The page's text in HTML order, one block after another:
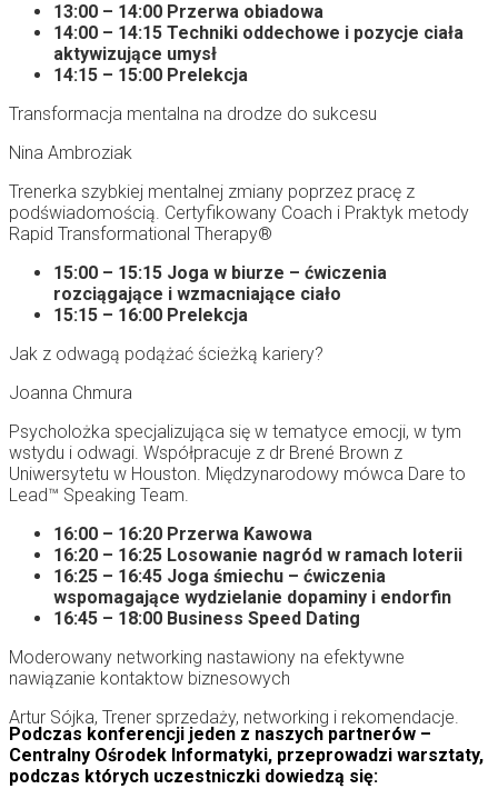
13:00 – 14:00 Przerwa obiadowa
14:00 – 14:15 Techniki oddechowe i pozycje ciała
aktywizujące umysł
14:15 – 15:00 Prelekcja
Transformacja mentalna na drodze do sukcesu
Nina Ambroziak
Trenerka szybkiej mentalnej zmiany poprzez pracę z
podświadomością. Certyfikowany Coach i Praktyk metody
Rapid Transformational Therapy®
15:00 – 15:15 Joga w biurze – ćwiczenia
rozciągające i wzmacniające ciało
15:15 – 16:00 Prelekcja
Jak z odwagą podążać ścieżką kariery?
Joanna Chmura
Psycholożka specjalizująca się w tematyce emocji, w tym
wstydu i odwagi. Współpracuje z dr Brené Brown z
Uniwersytetu w Houston. Międzynarodowy mówca Dare to
Lead™ Speaking Team.
16:00 – 16:20 Przerwa Kawowa
16:20 – 16:25 Losowanie nagród w ramach loterii
16:25 – 16:45 Joga śmiechu – ćwiczenia
wspomagające wydzielanie dopaminy i endorfin
16:45 – 18:00 Business Speed Dating
Moderowany networking nastawiony na efektywne
nawiązanie kontaktow biznesowych
Artur Sójka, Trener sprzedaży, networking i rekomendacje.
Podczas konferencji jeden z naszych partnerów –
Centralny Ośrodek Informatyki, przeprowadzi warsztaty,
podczas których uczestniczki dowiedzą się: